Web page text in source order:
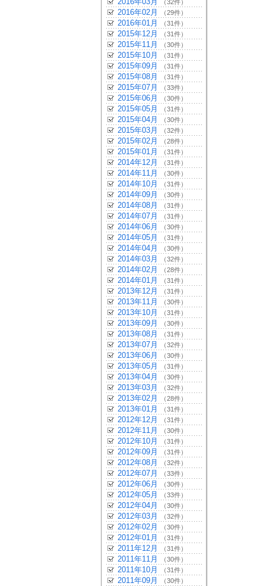
（32件）
2016年02月 （29件）
2016年01月 （31件）
2015年12月 （31件）
2015年11月 （30件）
2015年10月 （31件）
2015年09月 （31件）
2015年08月 （31件）
2015年07月 （33件）
2015年06月 （30件）
2015年05月 （31件）
2015年04月 （30件）
2015年03月 （32件）
2015年02月 （28件）
2015年01月 （31件）
2014年12月 （31件）
2014年11月 （30件）
2014年10月 （31件）
2014年09月 （30件）
2014年08月 （31件）
2014年07月 （31件）
2014年06月 （30件）
2014年05月 （31件）
2014年04月 （30件）
2014年03月 （32件）
2014年02月 （28件）
2014年01月 （31件）
2013年12月 （31件）
2013年11月 （30件）
2013年10月 （31件）
2013年09月 （30件）
2013年08月 （31件）
2013年07月 （32件）
2013年06月 （30件）
2013年05月 （31件）
2013年04月 （30件）
2013年03月 （32件）
2013年02月 （28件）
2013年01月 （31件）
2012年12月 （31件）
2012年11月 （30件）
2012年10月 （31件）
2012年09月 （31件）
2012年08月 （32件）
2012年07月 （33件）
2012年06月 （30件）
2012年05月 （33件）
2012年04月 （30件）
2012年03月 （32件）
2012年02月 （30件）
2012年01月 （31件）
2011年12月 （31件）
2011年11月 （30件）
2011年10月 （31件）
2011年09月 （30件）